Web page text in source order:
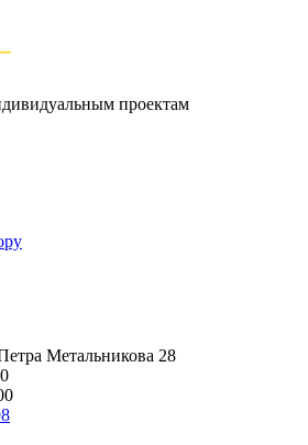
проектам
Метальникова 28